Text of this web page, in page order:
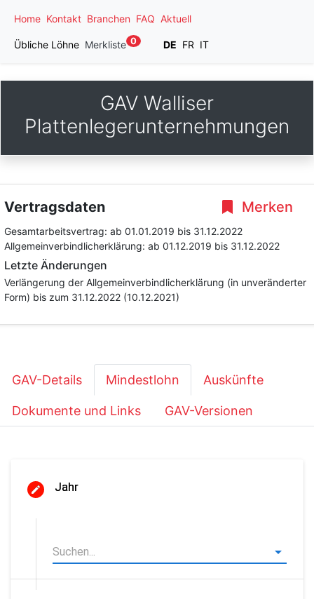
Home Kontakt Branchen FAQ Aktuell
Übliche Löhne Merkliste 0 DE FR IT
GAV Walliser
Plattenlegerunternehmungen
Merken
Vertragsdaten
Gesamtarbeitsvertrag: ab 01.01.2019 bis 31.12.2022
Allgemeinverbindlicherklärung: ab 01.12.2019 bis 31.12.2022
Letzte Änderungen
Verlängerung der Allgemeinverbindlicherklärung (in unveränderter
Form) bis zum 31.12.2022 (10.12.2021)
GAV-Details Mindestlohn Auskünfte
Dokumente und Links GAV-Versionen
Jahr